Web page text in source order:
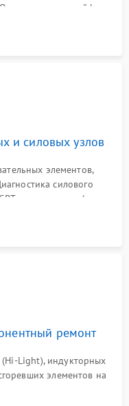
шлейфов
платам, катушкам
и силовых узлов
элементов,
силового
транзисторов (для
(для газовых
ремонт
Light), индукторных
элементов на